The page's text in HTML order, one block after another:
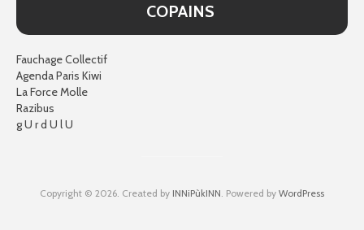
COPAINS
Fauchage Collectif
Agenda Paris Kiwi
La Force Molle
Razibus
g U r d U l U
Copyright © 2026. Created by INNiPùkINN . Powered by WordPress